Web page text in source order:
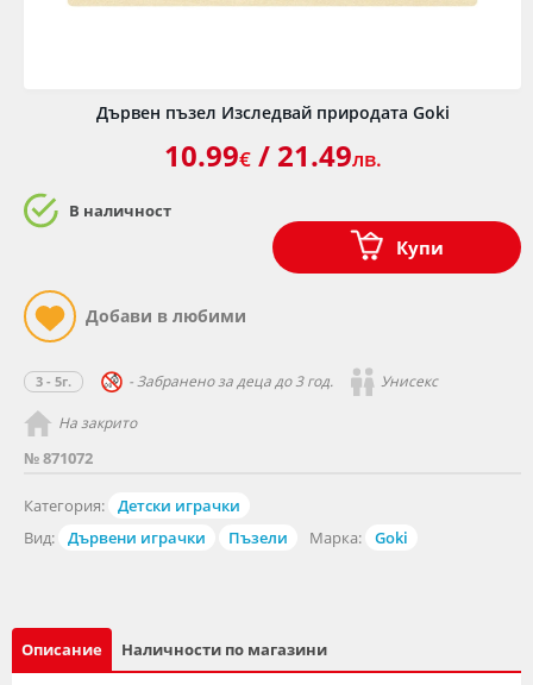
Дървен пъзел Изследвай природата Goki
№ 871072
Категория:
Детски играчки
Вид:
Дървени играчки Пъзели Марка: Goki
3 - 5г. - Забранено за деца до 3 год. Унисекс
На закрито
10.99€/ 21.49лв.
В наличност
Купи
Описание Наличности по магазини